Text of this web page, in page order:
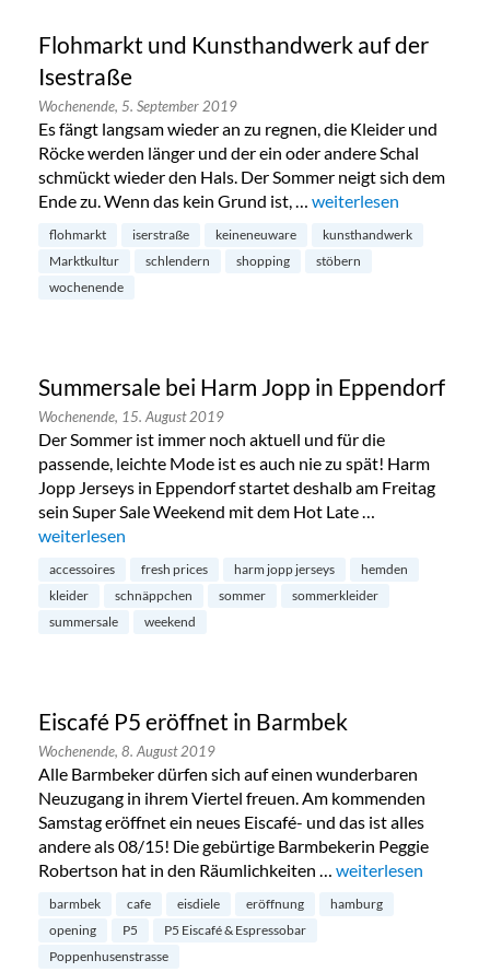
Flohmarkt und Kunsthandwerk auf der
Isestraße
Wochenende, 5. September 2019
Es fängt langsam wieder an zu regnen, die Kleider und
Röcke werden länger und der ein oder andere Schal
schmückt wieder den Hals. Der Sommer neigt sich dem
Ende zu. Wenn das kein Grund ist, … „Flohmarkt und
weiterlesen
flohmarkt iserstraße keineneuware
kunsthandwerk
Marktkultur
schlendern shopping
stöbern
wochenende
Summersale bei Harm Jopp in Eppendorf
Wochenende, 15. August 2019
Der Sommer ist immer noch aktuell und für die
passende, leichte Mode ist es auch nie zu spät! Harm
Jopp Jerseys in Eppendorf startet deshalb am Freitag
sein Super Sale Weekend mit dem Hot Late …
„Summersale bei Harm Jopp in Eppendorf“
weiterlesen
accessoires fresh prices harm jopp jerseys
hemden
kleider
schnäppchen sommer
sommerkleider
summersale
weekend
Eiscafé P5 eröffnet in Barmbek
Wochenende, 8. August 2019
Alle Barmbeker dürfen sich auf einen wunderbaren
Neuzugang in ihrem Viertel freuen. Am kommenden
Samstag eröffnet ein neues Eiscafé- und das ist alles
andere als 08/15! Die gebürtige Barmbekerin Peggie
Robertson hat in den Räumlichkeiten … „Eiscafé P5 eröffnet
weiterlesen
barmbek cafe eisdiele eröffnung
hamburg
opening
P5
P5 Eiscafé & Espressobar
Poppenhusenstrasse